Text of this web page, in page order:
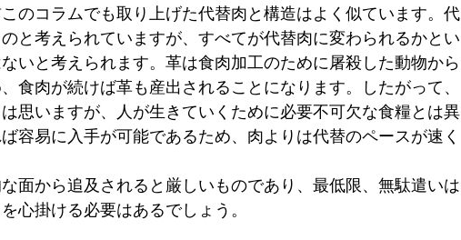
のコラムでも取り上げた代替肉と構造はよく似ています。代
と考えられていますが、すべてが代替肉に変わられるかとい
いと考えられます。革は食肉加工のために屠殺した動物から
食肉が続けば革も産出されることになります。したがって、
思いますが、人が生きていくために必要不可欠な食糧とは異
容易に入手が可能であるため、肉よりは代替のペースが速く
面から追及されると厳しいものであり、最低限、無駄遣いは
心掛ける必要はあるでしょう。